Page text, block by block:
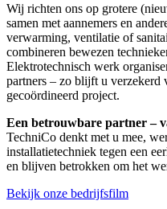
Wij richten ons op grotere
samen met aannemers en
verwarming, ventilatie of
combineren bewezen
Elektrotechnisch werk
partners – zo blijft u verzekerd
gecoördineerd project.
Een betrouwbare partner –
TechniCo denkt met u mee,
installatietechniek tegen een
en blijven betrokken om het
Bekijk onze bedrijfsfilm